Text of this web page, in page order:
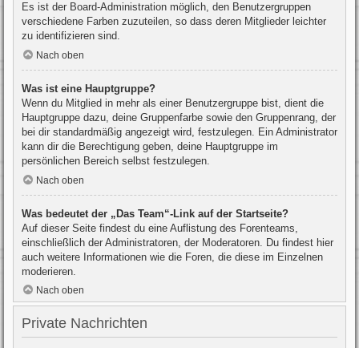
Es ist der Board-Administration möglich, den Benutzergruppen
verschiedene Farben zuzuteilen, so dass deren Mitglieder leichter
zu identifizieren sind.
Nach oben
Was ist eine Hauptgruppe?
Wenn du Mitglied in mehr als einer Benutzergruppe bist, dient die
Hauptgruppe dazu, deine Gruppenfarbe sowie den Gruppenrang, der
bei dir standardmäßig angezeigt wird, festzulegen. Ein Administrator
kann dir die Berechtigung geben, deine Hauptgruppe im
persönlichen Bereich selbst festzulegen.
Nach oben
Was bedeutet der „Das Team“-Link auf der Startseite?
Auf dieser Seite findest du eine Auflistung des Forenteams,
einschließlich der Administratoren, der Moderatoren. Du findest hier
auch weitere Informationen wie die Foren, die diese im Einzelnen
moderieren.
Nach oben
Private Nachrichten